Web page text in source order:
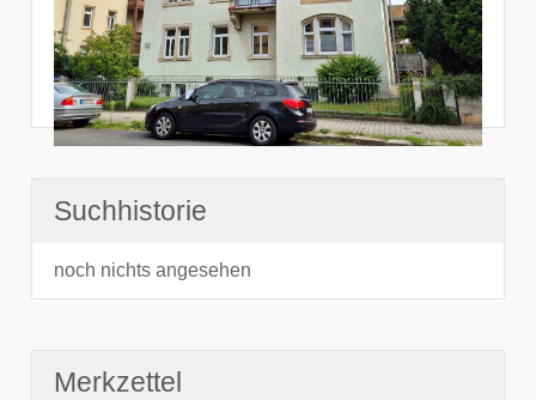
Suchhistorie
noch nichts angesehen
Merkzettel